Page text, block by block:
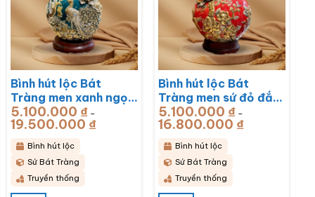
Bình hút lộc Bát
Tràng men xanh ngọc
lục bảo đắp nổi công
hoa phú quý BT-
BHL78
5.100.000 ₫ –
19.500.000 ₫Khoảng
giá:
Bình hút lộc
Sứ Bát Tràng
Truyền thống
Bình hút lộc Bát
Tràng men sứ đỏ đắp
nổi vẽ vàng sen hạc
BT-BHL77
5.100.000 ₫ –
16.800.000 ₫Khoảng
giá:
Bình hút lộc
Sứ Bát Tràng
Truyền thống